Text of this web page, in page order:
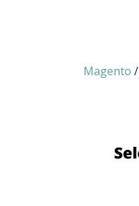
Magento /